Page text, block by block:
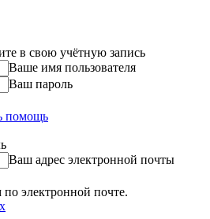
в свою учётную запись
Ваше имя пользователя
Ваш пароль
помощь
Ваш адрес электронной почты
электронной почте.